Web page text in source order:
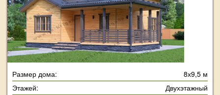
Размер дома:
8х9,5 м
Этажей:
Двухэтажный